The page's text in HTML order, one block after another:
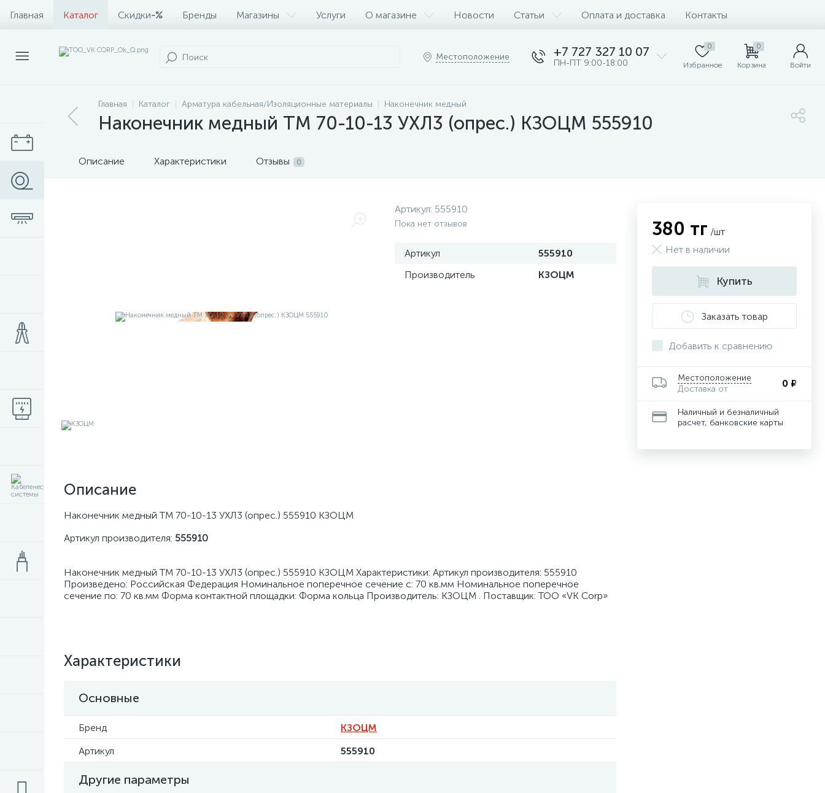
Главная Каталог Скидки-% Бренды Магазины Услуги О магазине Новости Статьи Оплата и доставка Контакты
Местоположение +7 727 327 10 07
ПН-ПТ 9:00-18:00
0
Избранное
0
Корзина Войти
Главная Каталог Арматура кабельная/Изоляционные материалы Наконечник медный
Наконечник медный ТМ 70-10-13 УХЛ3 (опрес.) КЗОЦМ 555910
Описание Характеристики Отзывы 0
Артикул: 555910
Пока нет отзывов
Артикул
555910
Производитель
КЗОЦМ
Описание
Наконечник медный ТМ 70-10-13 УХЛ3 (опрес.) 555910 КЗОЦМ
Артикул производителя: 555910
Наконечник медный ТМ 70-10-13 УХЛ3 (опрес.) 555910 КЗОЦМ Характеристики: Артикул производителя: 555910
Произведено: Российская Федерация Номинальное поперечное сечение с: 70 кв.мм Номинальное поперечное
сечение по: 70 кв.мм Форма контактной площадки: Форма кольца Производитель: КЗОЦМ . Поставщик: ТОО «VK Corp»
Характеристики
Основные
Бренд
КЗОЦМ
Артикул
555910
Другие параметры
380 тг /шт
Нет в наличии
Купить
Заказать товар
Добавить к сравнению
Местоположение
Доставка от
0 ₽
Наличный и безналичный
расчет, банковские карты